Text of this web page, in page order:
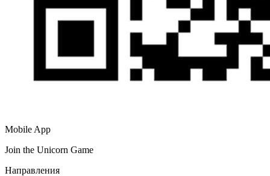
Mobile App
Join the Unicorn Game
Направления